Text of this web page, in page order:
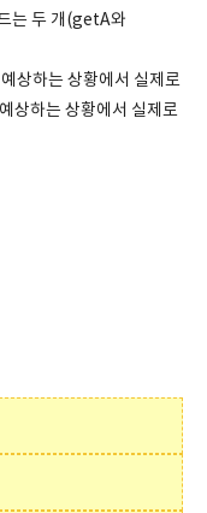
는 두 개(getA와
상하는 상황에서 실제로
상하는 상황에서 실제로